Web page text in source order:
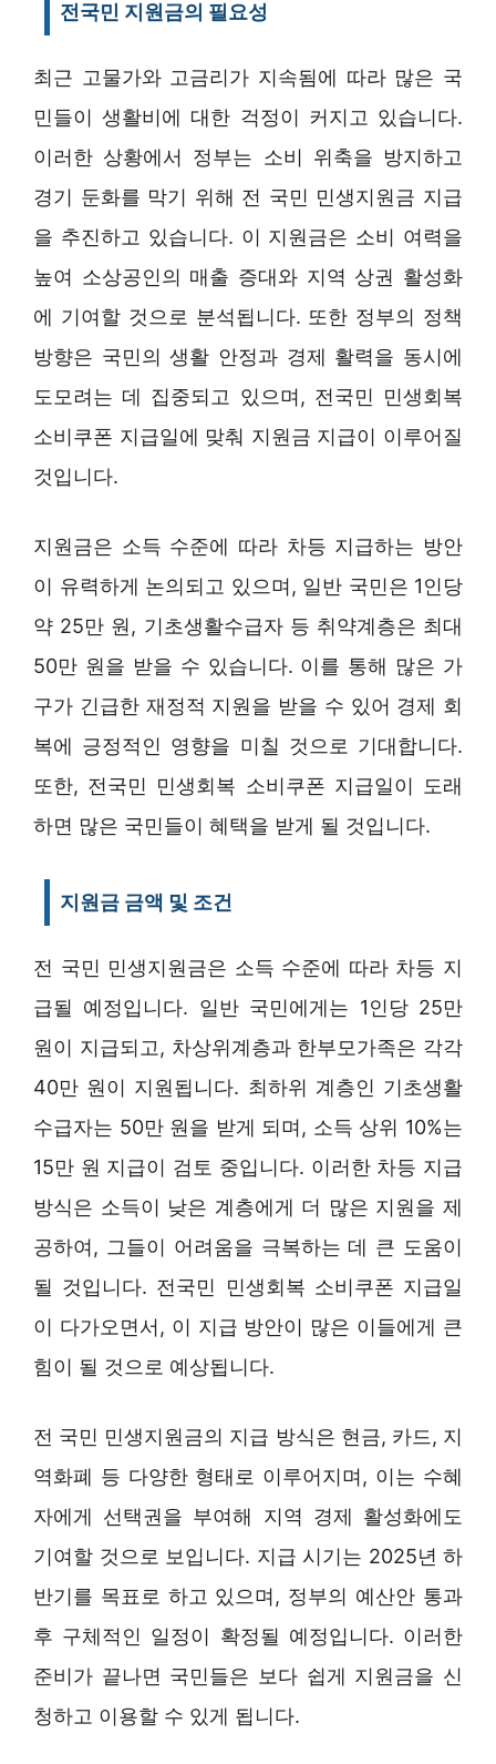
전국민 지원금의 필요성
최근 고물가와 고금리가 지속됨에 따라 많은 국
민들이 생활비에 대한 걱정이 커지고 있습니다.
이러한 상황에서 정부는 소비 위축을 방지하고
경기 둔화를 막기 위해 전 국민 민생지원금 지급
을 추진하고 있습니다. 이 지원금은 소비 여력을
높여 소상공인의 매출 증대와 지역 상권 활성화
에 기여할 것으로 분석됩니다. 또한 정부의 정책
방향은 국민의 생활 안정과 경제 활력을 동시에
도모려는 데 집중되고 있으며, 전국민 민생회복
소비쿠폰 지급일에 맞춰 지원금 지급이 이루어질
것입니다.
지원금은 소득 수준에 따라 차등 지급하는 방안
이 유력하게 논의되고 있으며, 일반 국민은 1인당
약 25만 원, 기초생활수급자 등 취약계층은 최대
50만 원을 받을 수 있습니다. 이를 통해 많은 가
구가 긴급한 재정적 지원을 받을 수 있어 경제 회
복에 긍정적인 영향을 미칠 것으로 기대합니다.
또한, 전국민 민생회복 소비쿠폰 지급일이 도래
하면 많은 국민들이 혜택을 받게 될 것입니다.
지원금 금액 및 조건
전 국민 민생지원금은 소득 수준에 따라 차등 지
급될 예정입니다. 일반 국민에게는 1인당 25만
원이 지급되고, 차상위계층과 한부모가족은 각각
40만 원이 지원됩니다. 최하위 계층인 기초생활
수급자는 50만 원을 받게 되며, 소득 상위 10%는
15만 원 지급이 검토 중입니다. 이러한 차등 지급
방식은 소득이 낮은 계층에게 더 많은 지원을 제
공하여, 그들이 어려움을 극복하는 데 큰 도움이
될 것입니다. 전국민 민생회복 소비쿠폰 지급일
이 다가오면서, 이 지급 방안이 많은 이들에게 큰
힘이 될 것으로 예상됩니다.
전 국민 민생지원금의 지급 방식은 현금, 카드, 지
역화폐 등 다양한 형태로 이루어지며, 이는 수혜
자에게 선택권을 부여해 지역 경제 활성화에도
기여할 것으로 보입니다. 지급 시기는 2025년 하
반기를 목표로 하고 있으며, 정부의 예산안 통과
후 구체적인 일정이 확정될 예정입니다. 이러한
준비가 끝나면 국민들은 보다 쉽게 지원금을 신
청하고 이용할 수 있게 됩니다.